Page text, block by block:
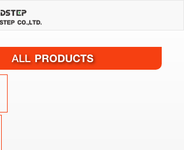
ALL PRODUCTS